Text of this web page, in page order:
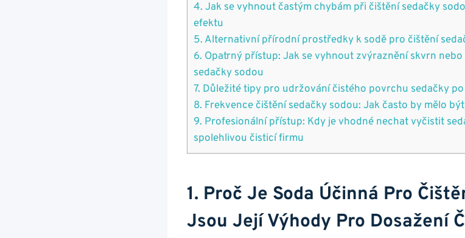
4. Jak se vyhnout častým chybám při čištění sedačky
efektu
5. Alternativní přírodní prostředky k sodě pro čištění
6. Opatrný přístup: Jak se vyhnout zvýraznění skvrn
sedačky sodou
7. Důležité tipy pro udržování čistého povrchu sedačky
8. Frekvence čištění sedačky sodou: Jak často by mělo
9. Profesionální přístup: Kdy je vhodné nechat vyčistit
spolehlivou čisticí firmu
1. Proč Je Soda Účinná Pro
Jsou Její Výhody Pro Dosažení